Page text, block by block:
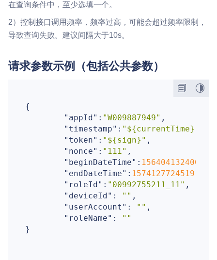
在查询条件中，至少选填一个。
2）控制接口调用频率，频率过高，可能会超过频率限制，
导致查询失败。建议间隔大于10s。
请求参数示例（包括公共参数）
{
"appId" : "W009887949" ,
"timestamp" : "${currentTime}"
"token" : "${sign}" ,
"nonce" : "111" ,
"beginDateTime" : 1564041324000
"endDateTime" : 1574127724519
"roleId" : "00992755211_11" ,
"deviceId" : "" ,
"userAccount" : "" ,
"roleName" : ""
}